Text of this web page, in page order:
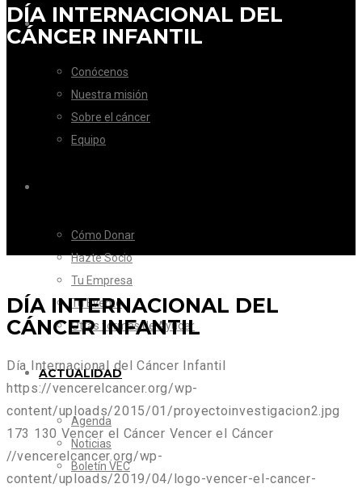
LA FUNDACIÓN
Conócenos
Nuestra misión
Sobre el cáncer
Equipo
Cómo Donar
Hazte Socio
Tu Empresa
Tu Evento
Otras formas de Ayudar
ACTUALIDAD
Agenda
Noticias
Boletín VEC
DÍA INTERNACIONAL DEL
CÁNCER INFANTIL
DÍA INTERNACIONAL DEL
CÁNCER INFANTIL
Día Internacional del Cáncer Infantil
https://vencerelcancer.org/wp-
content/uploads/2015/01/proyectoinvestigacion2.jpg
173 130 Vencer el Cáncer Vencer el Cáncer
//vencerelcancer.org/wp-
content/uploads/2019/04/logo-vencer-el-cancer-